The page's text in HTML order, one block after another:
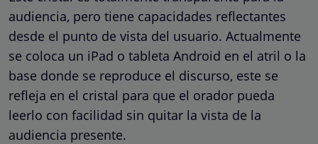
audiencia, pero tiene capacidades reflectantes
desde el punto de vista del usuario. Actualmente
se coloca un iPad o tableta Android en el atril o la
base donde se reproduce el discurso, este se
refleja en el cristal para que el orador pueda
leerlo con facilidad sin quitar la vista de la
audiencia presente.